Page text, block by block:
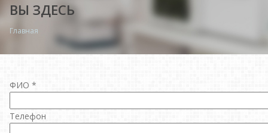
ВЫ ЗДЕСЬ
Главная
ФИО *
Телефон